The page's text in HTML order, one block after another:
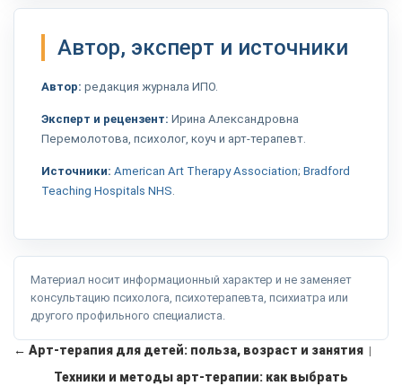
Автор, эксперт и источники
Автор: редакция журнала ИПО.
Эксперт и рецензент: Ирина Александровна
Перемолотова, психолог, коуч и арт-терапевт.
Источники: American Art Therapy Association; Bradford
Teaching Hospitals NHS
Материал носит информационный характер и не заменяет
консультацию психолога, психотерапевта, психиатра или
другого профильного специалиста.
← Арт-терапия для детей: польза, возраст и занятия
Техники и методы арт-терапии: как выбрать